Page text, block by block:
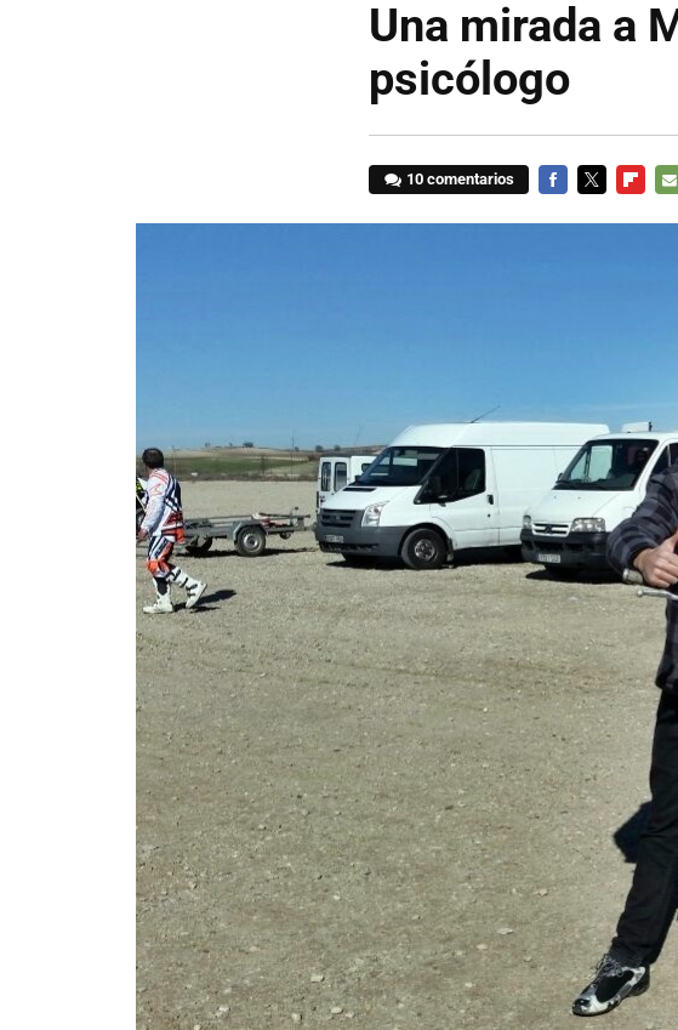
Una mirada a
psicólogo
10 comentarios